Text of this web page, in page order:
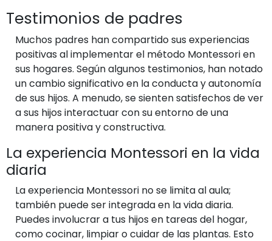
Testimonios de padres
Muchos padres han compartido sus experiencias
positivas al implementar el método Montessori en
sus hogares. Según algunos testimonios, han notado
un cambio significativo en la conducta y autonomía
de sus hijos. A menudo, se sienten satisfechos de ver
a sus hijos interactuar con su entorno de una
manera positiva y constructiva.
La experiencia Montessori en la vida
diaria
La experiencia Montessori no se limita al aula;
también puede ser integrada en la vida diaria.
Puedes involucrar a tus hijos en tareas del hogar,
como cocinar, limpiar o cuidar de las plantas. Esto